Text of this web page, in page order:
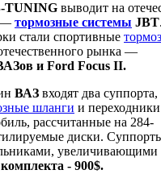
TUNING выводит на
— тормозные системы JBT
стали спортивные
рынка —
и Ford Focus II.
ВАЗ входят два
шланги и
рассчитанные на 284-
диски.
увеличивающими
- 900$.